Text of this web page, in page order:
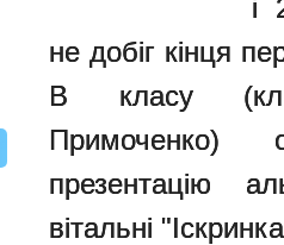
і
не добіг кінця
В класу
Примоченко)
презентацію
вітальні